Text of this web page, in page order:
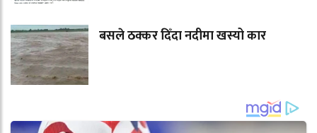
बसले ठक्कर दिँदा नदीमा खस्यो कार